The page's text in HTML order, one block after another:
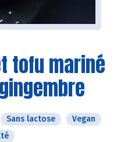
tofu mariné
Sans lactose
Vegan